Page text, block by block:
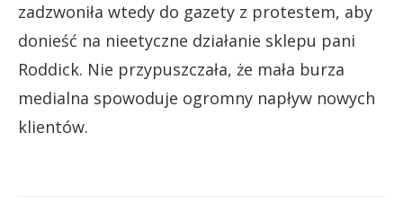
zadzwoniła wtedy do gazety z protestem, aby
donieść na nieetyczne działanie sklepu pani
Roddick. Nie przypuszczała, że mała burza
medialna spowoduje ogromny napływ nowych
klientów.